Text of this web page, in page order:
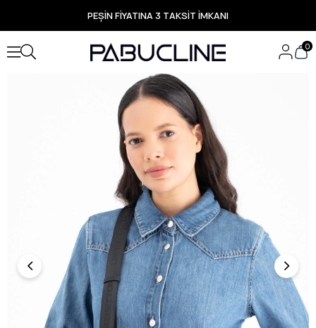
PEŞİN FİYATINA 3 TAKSİT İMKANI
TÜM ÜRÜNLERDE ÜCRETSİZ KARGO
Yeni Sezon Ürünlerde Özel Fırsatlar
Seçili Ürünlerde Hızlı Teslimat
0